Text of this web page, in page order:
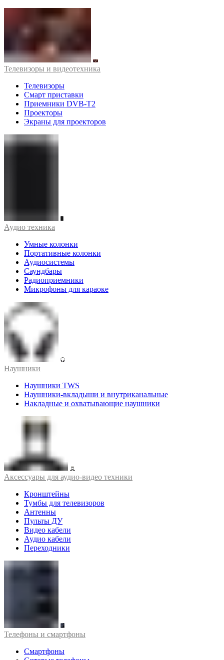
Телевизоры и видеотехника
Телевизоры
Смарт приставки
Приемники DVB-T2
Проекторы
Экраны для проекторов
Аудио техника
Умные колонки
Портативные колонки
Аудиосистемы
Саундбары
Радиоприемники
Микрофоны для караоке
Наушники
Наушники TWS
Наушники-вкладыши и внутриканальные
Накладные и охватывающие наушники
Аксессуары для аудио-видео техники
Кронштейны
Тумбы для телевизоров
Антенны
Пульты ДУ
Видео кабели
Аудио кабели
Переходники
Телефоны и смартфоны
Смартфоны